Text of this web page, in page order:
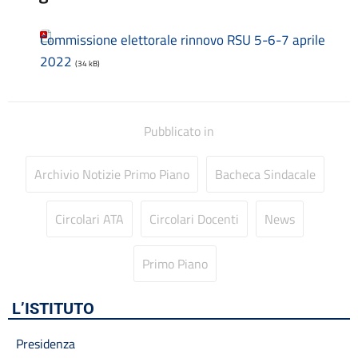
Contatti
Contrattazione collettiva
Dirigenza
Dotazione organica
Incarichi amministrativi di vertice
Inclusione e BES
Commissione elettorale rinnovo RSU 5-6-7 aprile
2022 (34 kB)
Pubblicato in
Archivio Notizie Primo Piano Bacheca Sindacale
Circolari ATA Circolari Docenti News
Primo Piano
L’ISTITUTO
Presidenza